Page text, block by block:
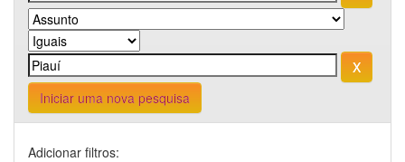
Iniciar uma nova pesquisa
Adicionar filtros: